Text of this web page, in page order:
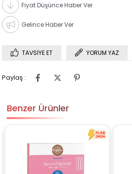
Fiyat Düşünce Haber Ver
Gelince Haber Ver
TAVSIYE ET YORUM YAZ
Paylaş :
Benzer Ürünler